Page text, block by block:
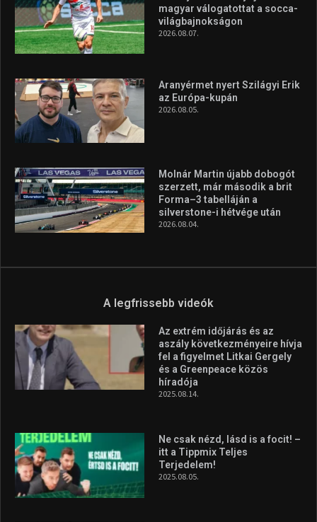
magyar válogatottat a socca-
világbajnokságon
2026.08.07.
Aranyérmet nyert Szilágyi Erik
az Európa-kupán
2026.08.05.
Molnár Martin újabb dobogót
szerzett, már második a brit
Forma–3 tabelláján a
silverstone-i hétvége után
2026.08.04.
A legfrissebb videók
Az extrém időjárás és az
aszály következményeire hívja
fel a figyelmet Litkai Gergely
és a Greenpeace közös
híradója
2025.08.14.
Ne csak nézd, lásd is a focit! –
itt a Tippmix Teljes
Terjedelem!
2025.08.05.